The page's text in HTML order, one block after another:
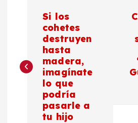
v
e
Si los
cohetes
destruyen
hasta
madera,
imagínate
lo que
podría
pasarle a
tu hijo